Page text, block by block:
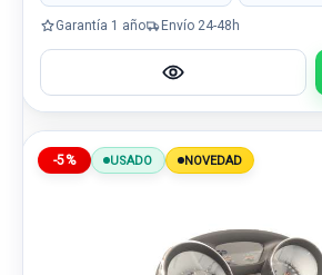
Garantía 1 año Envío 24-48h
-5% USADO NOVEDAD